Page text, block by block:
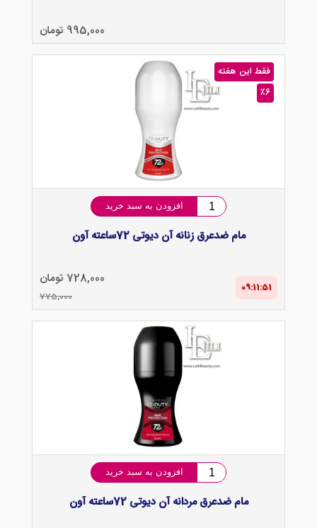
995,000 تومان
٪6
فقط این هفته
افزودن به سبد خرید
مام ضدعرق زنانه آن دیوتی 72ساعته آون
09:11‌:‌51 728,000 تومان
775,000
افزودن به سبد خرید
مام ضدعرق مردانه آن دیوتی 72ساعته آون